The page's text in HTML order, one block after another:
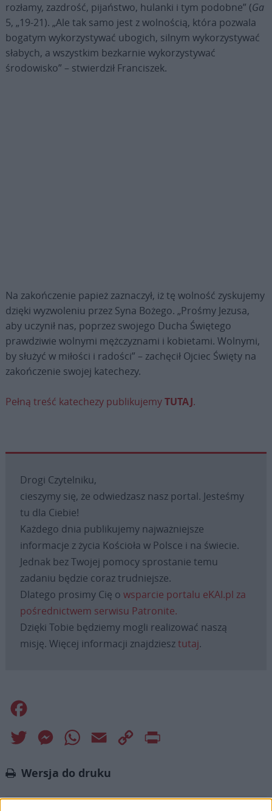
rozłamy, zazdrość, pijaństwo, hulanki i tym podobne” (Ga
5, „19-21). „Ale tak samo jest z wolnością, która pozwala
bogatym wykorzystywać ubogich, silnym wykorzystywać
słabych, a wszystkim bezkarnie wykorzystywać
środowisko” – stwierdził Franciszek.
Na zakończenie papież zaznaczył, iż tę wolność zyskujemy
dzięki wyzwoleniu przez Syna Bożego. „Prośmy Jezusa,
aby uczynił nas, poprzez swojego Ducha Świętego
prawdziwie wolnymi mężczyznami i kobietami. Wolnymi,
by służyć w miłości i radości” – zachęcił Ojciec Święty na
zakończenie swojej katechezy.
Pełną treść katechezy publikujemyTUTAJ.
Drogi Czytelniku,
cieszymy się, że odwiedzasz nasz portal. Jesteśmy
tu dla Ciebie!
Każdego dnia publikujemy najważniejsze
informacje z życia Kościoła w Polsce i na świecie.
Jednak bez Twojej pomocy sprostanie temu
zadaniu będzie coraz trudniejsze.
Dlatego prosimy Cię o wsparcie portalu eKAI.pl za
pośrednictwem serwisu Patronite.
Dzięki Tobie będziemy mogli realizować naszą
misję. Więcej informacji znajdziesztutaj.
Twitter MessengerWhatsApp
Email
Copy
Wersja do druku